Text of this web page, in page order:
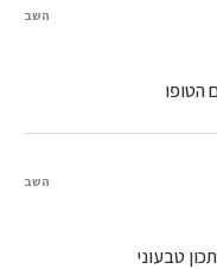
הטופו
השב
טבעוני
השב